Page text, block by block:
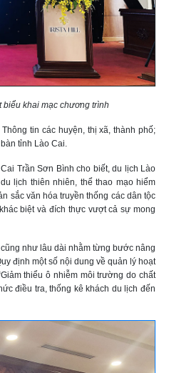
biểu khai mạc chương trình
tin các huyện, thị xã, thành phố;
tỉnh Lào Cai.
Trần Sơn Bình cho biết, du lịch Lào
lịch thiên nhiên, thể thao mạo hiểm
sắc văn hóa truyền thống các dân tộc
biệt và đích thực vượt cả sự mong
như lâu dài nhằm từng bước nâng
định một số nội dung về quản lý hoạt
thiểu ô nhiễm môi trường do chất
điều tra, thống kê khách du lịch đến